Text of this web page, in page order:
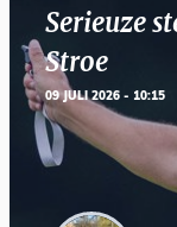
Serieuze
Stroe
09 JULI 2026 - 10:15